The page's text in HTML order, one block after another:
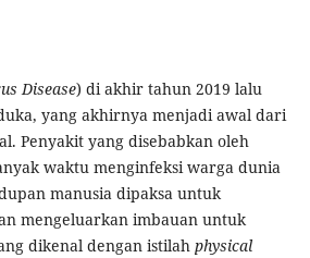
Disease) di akhir tahun 2019 lalu
yang akhirnya menjadi awal dari
Penyakit yang disebabkan oleh
waktu menginfeksi warga dunia
manusia dipaksa untuk
mengeluarkan imbauan untuk
dikenal dengan istilah physical